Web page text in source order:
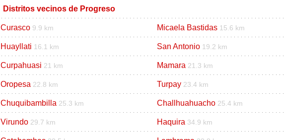
Distritos vecinos de Progreso
Curasco 9.9 km Micaela Bastidas 15.6 km
Huayllati 16.1 km San Antonio 19.2 km
Curpahuasi 21 km Mamara 21.3 km
Oropesa 22.8 km Turpay 23.4 km
Chuquibambilla 25.3 km Challhuahuacho 25.4 km
Virundo 29.7 km Haquira 34.9 km